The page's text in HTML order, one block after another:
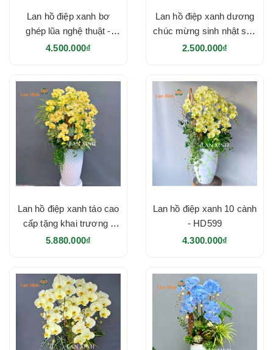
Lan hồ điệp xanh bơ
ghép lũa nghệ thuật -
HD642
4.500.000₫
Lan hồ điệp xanh dương
chúc mừng sinh nhật sếp
- HD641
2.500.000₫
Lan hồ điệp xanh táo cao
cấp tặng khai trương -
HD616
5.880.000₫
Lan hồ điệp xanh 10 cành
- HD599
4.300.000₫